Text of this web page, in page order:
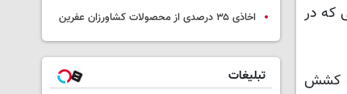
که در
کشش
اخاذی ۳۵ درصدی از محصولات کشاورزان عفرین
تبلیغات